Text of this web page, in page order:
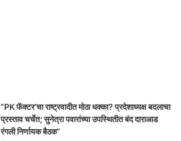
“PK फॅक्टर’चा राष्ट्रवादीत मोठा धक्का? प्रदेशाध्यक्ष बदलाचा
प्रस्ताव चर्चेत; सुनेत्रा पवारांच्या उपस्थितीत बंद दाराआड
रंगली निर्णायक बैठक”